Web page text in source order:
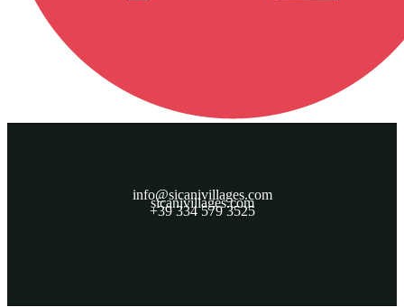
info@sicanivillages.com
sicanivillages.com
+39 334 579 3525